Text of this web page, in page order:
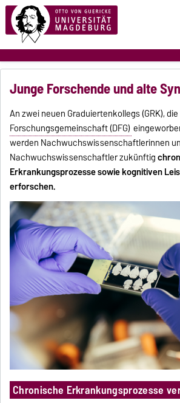
Junge Forschende und alte
An zwei neuen Graduiertenkollegs (GRK),
Forschungsgemeinschaft (DFG)
werden Nachwuchswissenschaftlerinnen
Nachwuchswissenschaftler zukünftig
Erkrankungsprozesse sowie kognitiven
erforschen.
Chronische Erkrankungsprozesse